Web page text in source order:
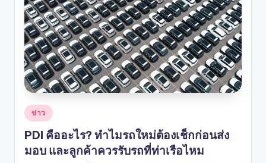
Posted
in
ข่าว
PDI คืออะไร? ทำไมรถใหม่ต้องเช็กก่อนส่ง
มอบ และลูกค้าควรรับรถที่ท่าเรือไหม